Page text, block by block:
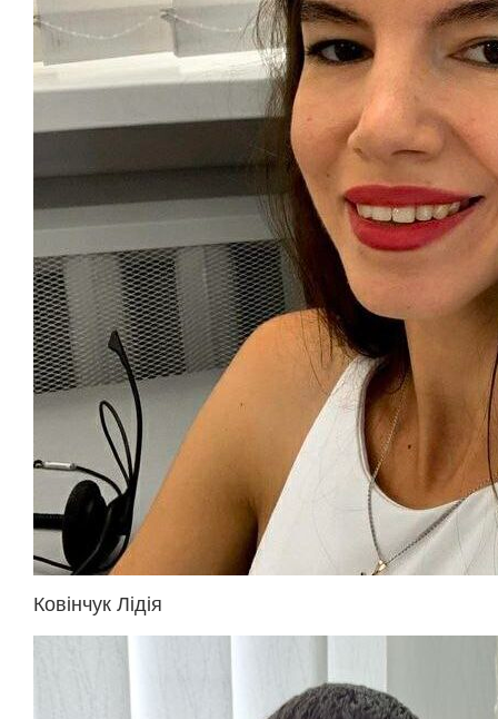
Ковінчук Лідія